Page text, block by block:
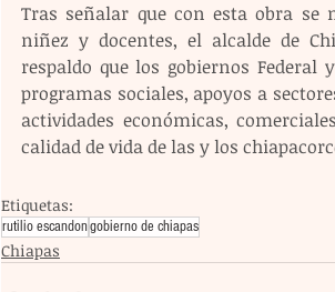
Tras señalar que con esta obra se
niñez y docentes, el alcalde de
respaldo que los gobiernos
programas sociales, apoyos a
actividades económicas,
calidad de vida de las y los
Etiquetas:
rutilio escandongobierno de chiapas
Chiapas